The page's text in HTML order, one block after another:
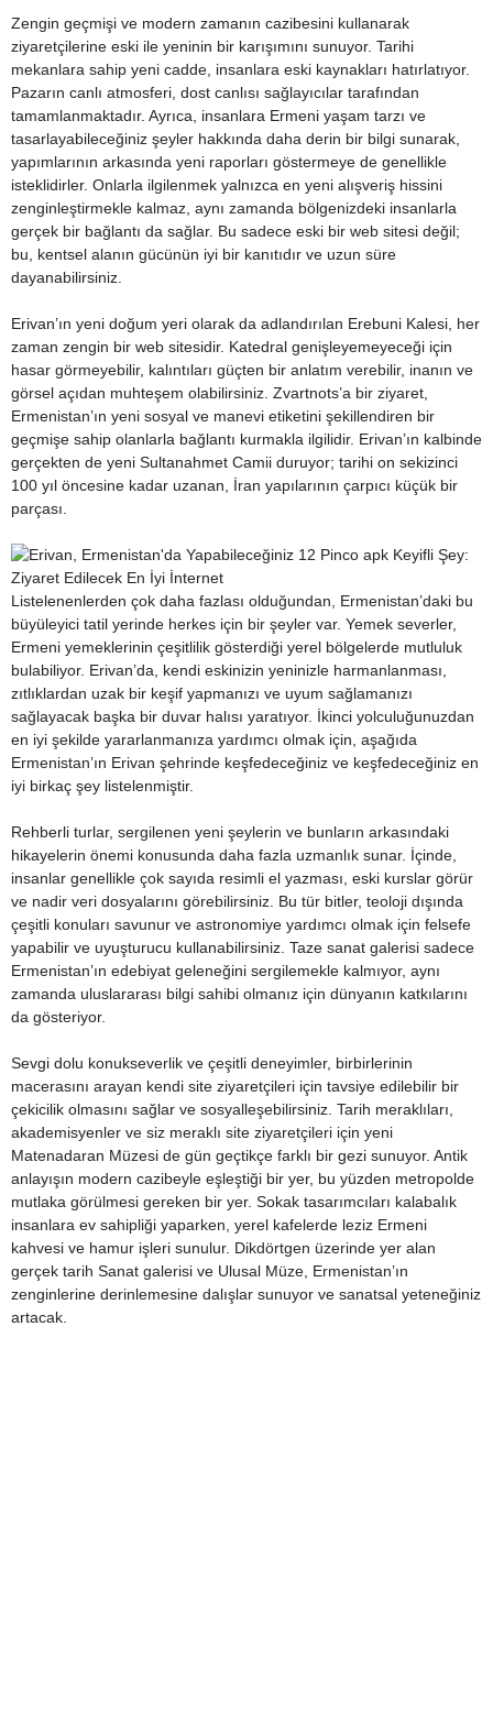
Zengin geçmişi ve modern zamanın cazibesini kullanarak
ziyaretçilerine eski ile yeninin bir karışımını sunuyor. Tarihi
mekanlara sahip yeni cadde, insanlara eski kaynakları hatırlatıyor.
Pazarın canlı atmosferi, dost canlısı sağlayıcılar tarafından
tamamlanmaktadır. Ayrıca, insanlara Ermeni yaşam tarzı ve
tasarlayabileceğiniz şeyler hakkında daha derin bir bilgi sunarak,
yapımlarının arkasında yeni raporları göstermeye de genellikle
isteklidirler. Onlarla ilgilenmek yalnızca en yeni alışveriş hissini
zenginleştirmekle kalmaz, aynı zamanda bölgenizdeki insanlarla
gerçek bir bağlantı da sağlar. Bu sadece eski bir web sitesi değil;
bu, kentsel alanın gücünün iyi bir kanıtıdır ve uzun süre
dayanabilirsiniz.
Erivan’ın yeni doğum yeri olarak da adlandırılan Erebuni Kalesi, her
zaman zengin bir web sitesidir. Katedral genişleyemeyeceği için
hasar görmeyebilir, kalıntıları güçten bir anlatım verebilir, inanın ve
görsel açıdan muhteşem olabilirsiniz. Zvartnots’a bir ziyaret,
Ermenistan’ın yeni sosyal ve manevi etiketini şekillendiren bir
geçmişe sahip olanlarla bağlantı kurmakla ilgilidir. Erivan’ın kalbinde
gerçekten de yeni Sultanahmet Camii duruyor; tarihi on sekizinci
100 yıl öncesine kadar uzanan, İran yapılarının çarpıcı küçük bir
parçası.
Listelenenlerden çok daha fazlası olduğundan, Ermenistan’daki bu
büyüleyici tatil yerinde herkes için bir şeyler var. Yemek severler,
Ermeni yemeklerinin çeşitlilik gösterdiği yerel bölgelerde mutluluk
bulabiliyor. Erivan’da, kendi eskinizin yeninizle harmanlanması,
zıtlıklardan uzak bir keşif yapmanızı ve uyum sağlamanızı
sağlayacak başka bir duvar halısı yaratıyor. İkinci yolculuğunuzdan
en iyi şekilde yararlanmanıza yardımcı olmak için, aşağıda
Ermenistan’ın Erivan şehrinde keşfedeceğiniz ve keşfedeceğiniz en
iyi birkaç şey listelenmiştir.
Rehberli turlar, sergilenen yeni şeylerin ve bunların arkasındaki
hikayelerin önemi konusunda daha fazla uzmanlık sunar. İçinde,
insanlar genellikle çok sayıda resimli el yazması, eski kurslar görür
ve nadir veri dosyalarını görebilirsiniz. Bu tür bitler, teoloji dışında
çeşitli konuları savunur ve astronomiye yardımcı olmak için felsefe
yapabilir ve uyuşturucu kullanabilirsiniz. Taze sanat galerisi sadece
Ermenistan’ın edebiyat geleneğini sergilemekle kalmıyor, aynı
zamanda uluslararası bilgi sahibi olmanız için dünyanın katkılarını
da gösteriyor.
Sevgi dolu konukseverlik ve çeşitli deneyimler, birbirlerinin
macerasını arayan kendi site ziyaretçileri için tavsiye edilebilir bir
çekicilik olmasını sağlar ve sosyalleşebilirsiniz. Tarih meraklıları,
akademisyenler ve siz meraklı site ziyaretçileri için yeni
Matenadaran Müzesi de gün geçtikçe farklı bir gezi sunuyor. Antik
anlayışın modern cazibeyle eşleştiği bir yer, bu yüzden metropolde
mutlaka görülmesi gereken bir yer. Sokak tasarımcıları kalabalık
insanlara ev sahipliği yaparken, yerel kafelerde leziz Ermeni
kahvesi ve hamur işleri sunulur. Dikdörtgen üzerinde yer alan
gerçek tarih Sanat galerisi ve Ulusal Müze, Ermenistan’ın
zenginlerine derinlemesine dalışlar sunuyor ve sanatsal yeteneğiniz
artacak.